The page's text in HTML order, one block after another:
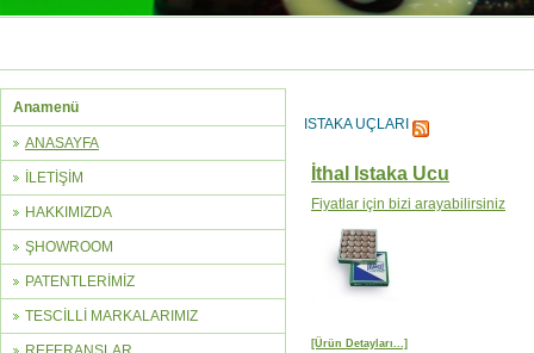
Anamenü
ANASAYFA
İLETİŞİM
HAKKIMIZDA
ŞHOWROOM
PATENTLERİMİZ
TESCİLLİ MARKALARIMIZ
ISTAKA UÇLARI
İthal Istaka Ucu
Fiyatlar için bizi arayabilirsiniz
[Ürün Detayları...]